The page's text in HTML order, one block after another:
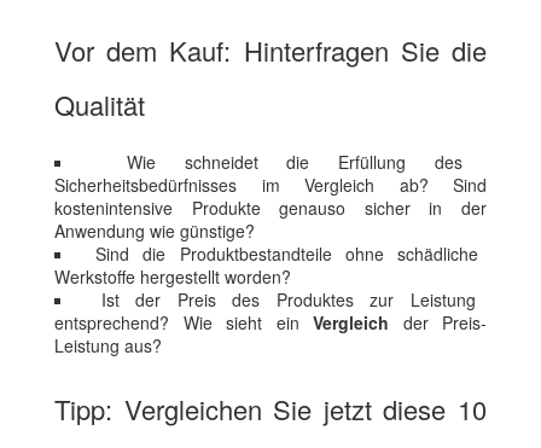
Vor dem Kauf: Hinterfragen Sie die
Qualität
Wie schneidet die Erfüllung des
Sicherheitsbedürfnisses im Vergleich ab? Sind
kostenintensive Produkte genauso sicher in der
Anwendung wie günstige?
Sind die Produktbestandteile ohne schädliche
Werkstoffe hergestellt worden?
Ist der Preis des Produktes zur Leistung
entsprechend? Wie sieht ein Vergleich der Preis-
Leistung aus?
Tipp: Vergleichen Sie jetzt diese 10